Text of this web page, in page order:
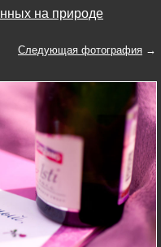
на природе
Следующая фотография →